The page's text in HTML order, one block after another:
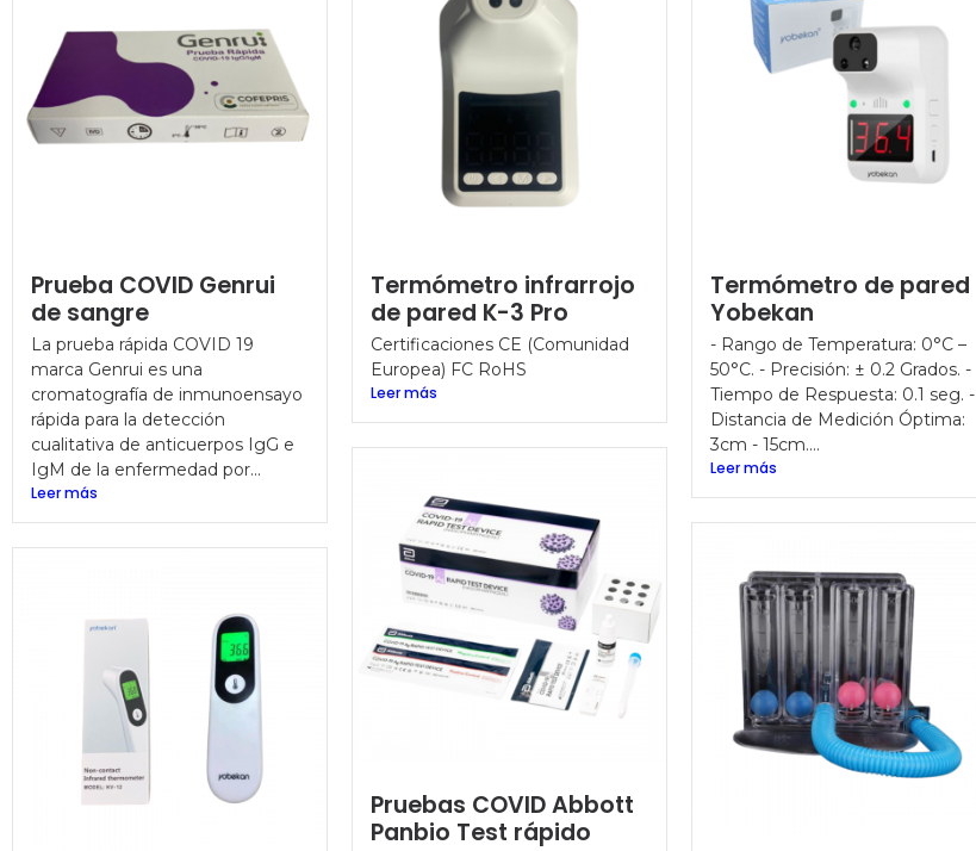
Prueba COVID Genrui
de sangre
La prueba rápida COVID 19
marca Genrui es una
cromatografía de inmunoensayo
rápida para la detección
cualitativa de anticuerpos IgG e
IgM de la enfermedad por...
Leer más
Termómetro infrarrojo
de pared K-3 Pro
Certificaciones CE (Comunidad
Europea) FC RoHS
Leer más
Termómetro de pared
Yobekan
- Rango de Temperatura: 0°C –
50°C. - Precisión: ± 0.2 Grados. -
Tiempo de Respuesta: 0.1 seg. -
Distancia de Medición Óptima:
3cm - 15cm....
Leer más
Pruebas COVID Abbott
Panbio Test rápido